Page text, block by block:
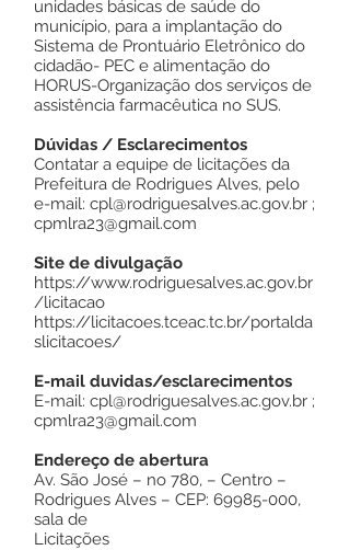
unidades básicas de saúde do
município, para a implantação do
Sistema de Prontuário Eletrônico do
cidadão- PEC e alimentação do
HORUS-Organização dos serviços de
assistência farmacêutica no SUS.
Dúvidas / Esclarecimentos
Contatar a equipe de licitações da
Prefeitura de Rodrigues Alves, pelo
e-mail: cpl@rodriguesalves.ac.gov.br ;
cpmlra23@gmail.com
Site de divulgação
https://www.rodriguesalves.ac.gov.br
/licitacao
https://licitacoes.tceac.tc.br/portalda
slicitacoes/
E-mail duvidas/esclarecimentos
E-mail: cpl@rodriguesalves.ac.gov.br ;
cpmlra23@gmail.com
Endereço de abertura
Av. São José – no 780, – Centro –
Rodrigues Alves – CEP: 69985-000,
sala de
Licitações